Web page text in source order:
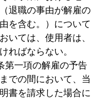
退職の事由が解雇の
を含む。）について
いては、使用者は、
ればならない。
第一項の解雇の予告
での間において、当
書を請求した場合に